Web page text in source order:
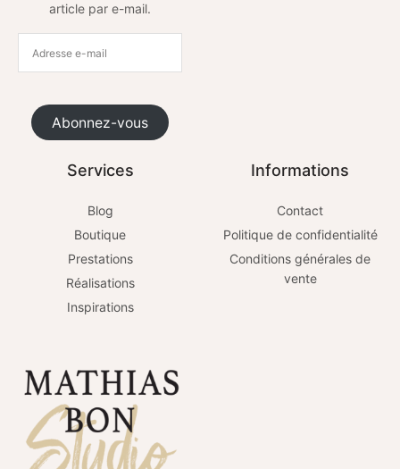
article par e-mail.
Abonnez-vous
Services
Blog
Boutique
Prestations
Réalisations
Inspirations
Informations
Contact
Politique de confidentialité
Conditions générales de
vente